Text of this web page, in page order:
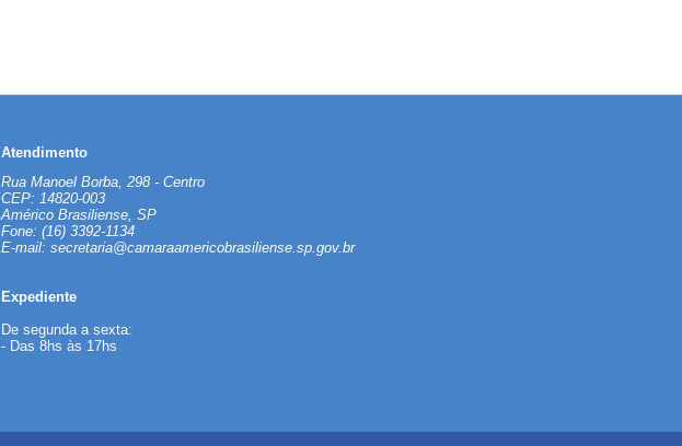
Atendimento
Rua Manoel Borba, 298 - Centro
CEP: 14820-003
Américo Brasiliense, SP
Fone: (16) 3392-1134
E-mail: secretaria@camaraamericobrasiliense.sp.gov.br
Expediente
De segunda a sexta:
- Das 8hs às 17hs